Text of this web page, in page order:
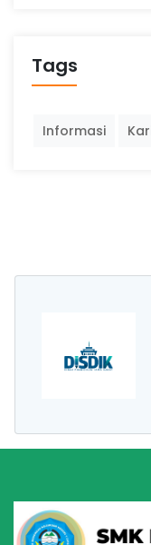
Tags
Informasi